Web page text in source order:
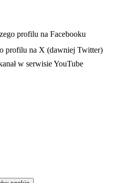
karcie
profilu na Facebooku
profilu na X (dawniej Twitter)
karcie
w serwisie YouTube